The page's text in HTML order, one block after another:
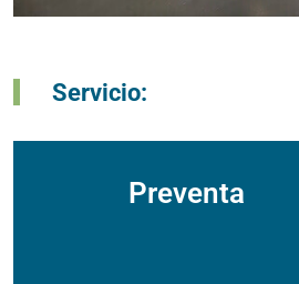
Servicio:
Preventa